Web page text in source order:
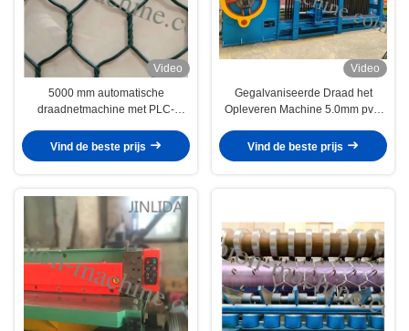
Video
5000 mm automatische
draadnetmachine met PLC-
Vind de beste prijs
Video
Gegalvaniseerde Draad het
Opleveren Machine 5.0mm pvc-
Netwerk voor Bouw
Vind de beste prijs